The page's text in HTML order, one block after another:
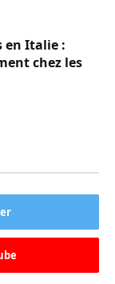
en Italie :
chez les